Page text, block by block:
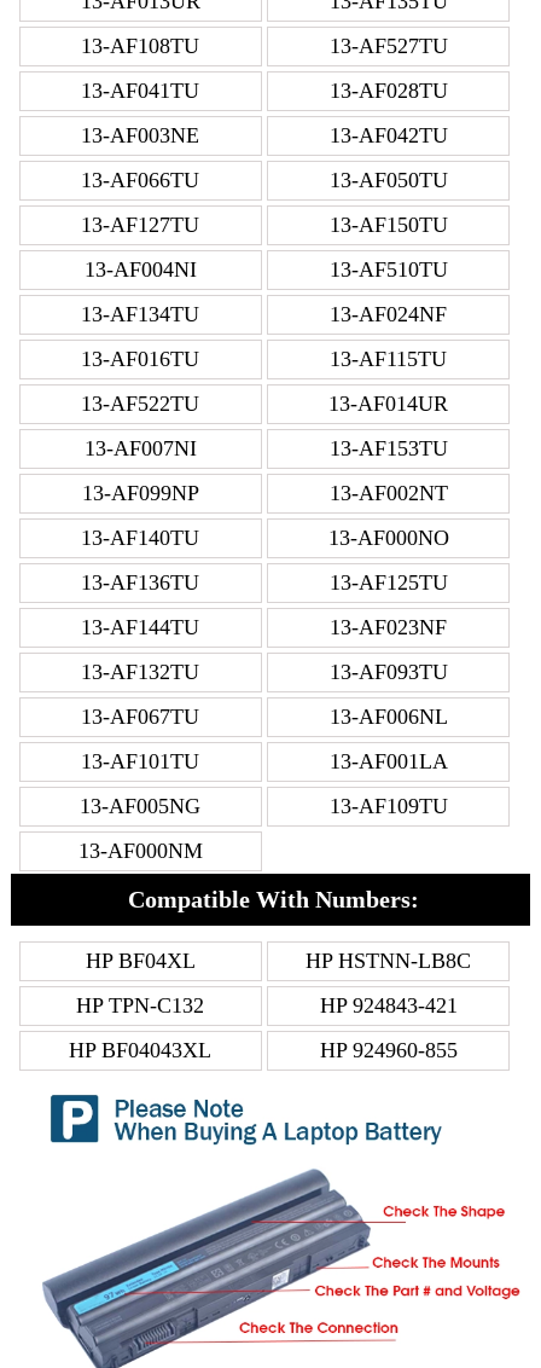
13-AF108TU
13-AF527TU
13-AF041TU
13-AF028TU
13-AF003NE
13-AF042TU
13-AF066TU
13-AF050TU
13-AF127TU
13-AF150TU
13-AF004NI
13-AF510TU
13-AF134TU
13-AF024NF
13-AF016TU
13-AF115TU
13-AF522TU
13-AF014UR
13-AF007NI
13-AF153TU
13-AF099NP
13-AF002NT
13-AF140TU
13-AF000NO
13-AF136TU
13-AF125TU
13-AF144TU
13-AF023NF
13-AF132TU
13-AF093TU
13-AF067TU
13-AF006NL
13-AF101TU
13-AF001LA
13-AF005NG
13-AF109TU
13-AF000NM
Compatible With Numbers:
HP BF04XL
HP HSTNN-LB8C
HP TPN-C132
HP 924843-421
HP BF04043XL
HP 924960-855